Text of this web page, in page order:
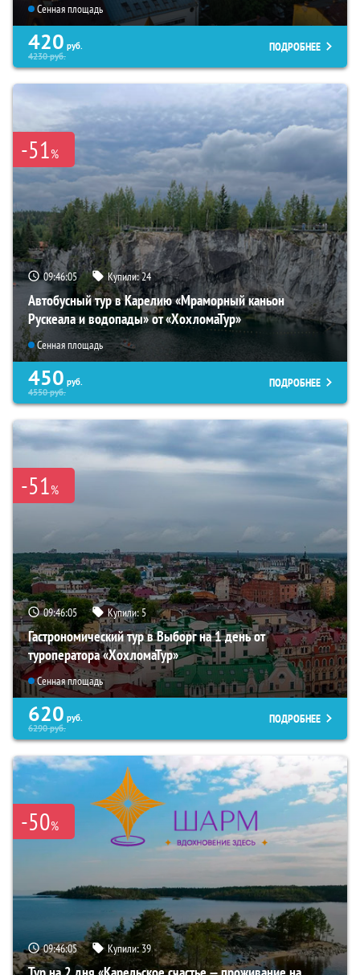
Сенная площадь
420 руб.
4230руб.
ПОДРОБНЕЕ
-51%
09:46:03 Купили:24
Автобусный тур в Карелию «Мраморный каньон
Рускеала и водопады» от «ХохломаТур»
Сенная площадь
450 руб.
4550руб.
ПОДРОБНЕЕ
-51%
09:46:03 Купили:5
Гастрономический тур в Выборг на 1 день от
туроператора «ХохломаТур»
Сенная площадь
620 руб.
6290руб.
ПОДРОБНЕЕ
-50%
09:46:03 Купили:39